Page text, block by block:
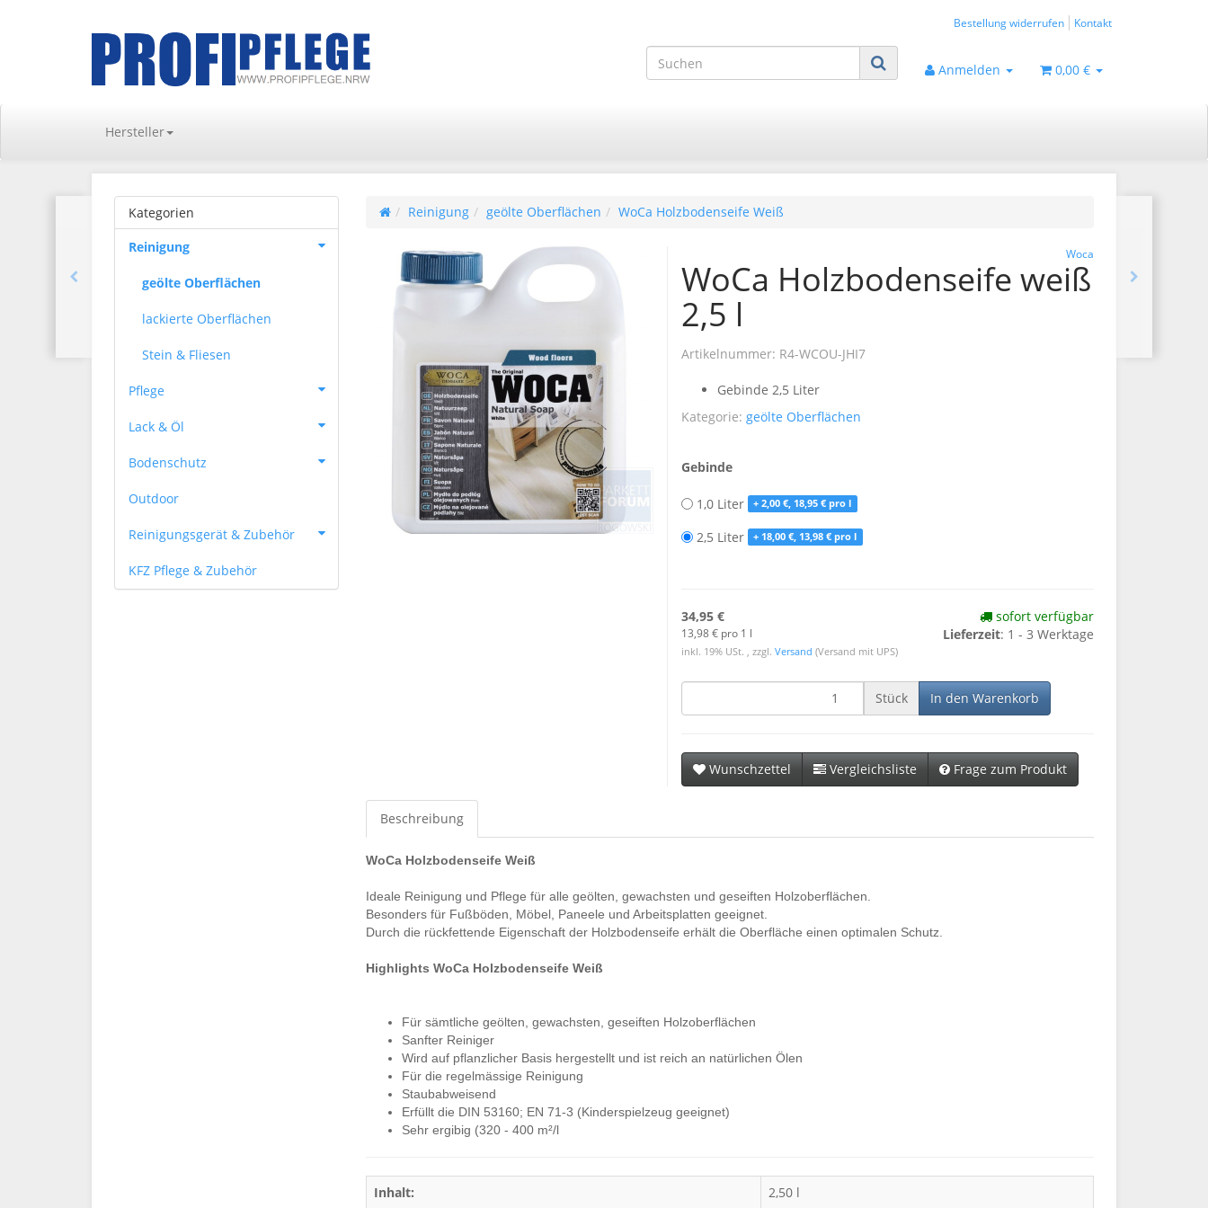
Bestellung widerrufen Kontakt
Anmelden 0,00 €
Hersteller
Reinigung geölte Oberflächen WoCa Holzbodenseife Weiß
Woca
WoCa Holzbodenseife weiß
2,5 l
Artikelnummer: R4-WCOU-JHI7
Gebinde 2,5 Liter
Kategorie: geölte Oberflächen
Gebinde
1,0 Liter + 2,00 €, 18,95 € pro l
2,5 Liter + 18,00 €, 13,98 € pro l
34,95 €
13,98 € pro 1 l
inkl. 19% USt. , zzgl. Versand (Versand mit UPS)
sofort verfügbar
Lieferzeit: 1 - 3 Werktage
Stück In den Warenkorb
Wunschzettel Vergleichsliste Frage zum Produkt
Beschreibung
WoCa Holzbodenseife Weiß
Ideale Reinigung und Pflege für alle geölten, gewachsten und geseiften Holzoberflächen.
Besonders für Fußböden, Möbel, Paneele und Arbeitsplatten geeignet.
Durch die rückfettende Eigenschaft der Holzbodenseife erhält die Oberfläche einen optimalen Schutz.
Highlights WoCa Holzbodenseife Weiß
Für sämtliche geölten, gewachsten, geseiften Holzoberflächen
Sanfter Reiniger
Wird auf pflanzlicher Basis hergestellt und ist reich an natürlichen Ölen
Für die regelmässige Reinigung
Staubabweisend
Erfüllt die DIN 53160; EN 71-3 (Kinderspielzeug geeignet)
Sehr ergibig (320 - 400 m²/l
Inhalt: 2,50 l
Kategorien
Reinigung
geölte Oberflächen
lackierte Oberflächen
Stein & Fliesen
Pflege
Lack & Öl
Bodenschutz
Outdoor
Reinigungsgerät & Zubehör
KFZ Pflege & Zubehör